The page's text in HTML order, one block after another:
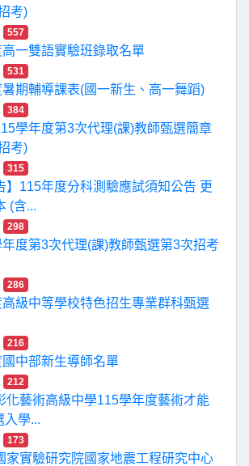
考)
557
一雙語實驗班錄取名單
531
期輔導課表(國一新生、高一舞蹈)
384
學年度第3次代理(課)教師甄選簡章
考)
315
】115年度分科測驗應試須知公告 更
(含...
298
度第3次代理(課)教師甄選第3次招考
286
級中等學校特色招生專業群科甄選
216
中部新生導師名單
212
化藝術高級中學115學年度藝術才能
入學...
173
家實驗研究院國家地震工程研究中心